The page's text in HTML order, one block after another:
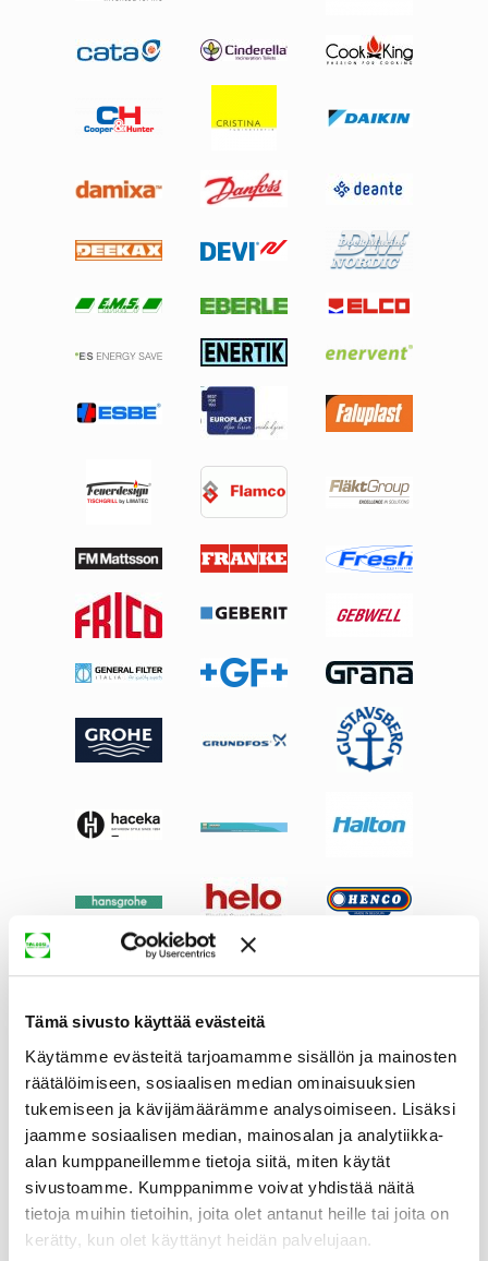
Tämä sivusto käyttää evästeitä
Käytämme evästeitä tarjoamamme sisällön ja mainosten
räätälöimiseen, sosiaalisen median ominaisuuksien
tukemiseen ja kävijämäärämme analysoimiseen. Lisäksi
jaamme sosiaalisen median, mainosalan ja analytiikka-
alan kumppaneillemme tietoja siitä, miten käytät
sivustoamme. Kumppanimme voivat yhdistää näitä
tietoja muihin tietoihin, joita olet antanut heille tai joita on
kerätty, kun olet käyttänyt heidän palvelujaan.